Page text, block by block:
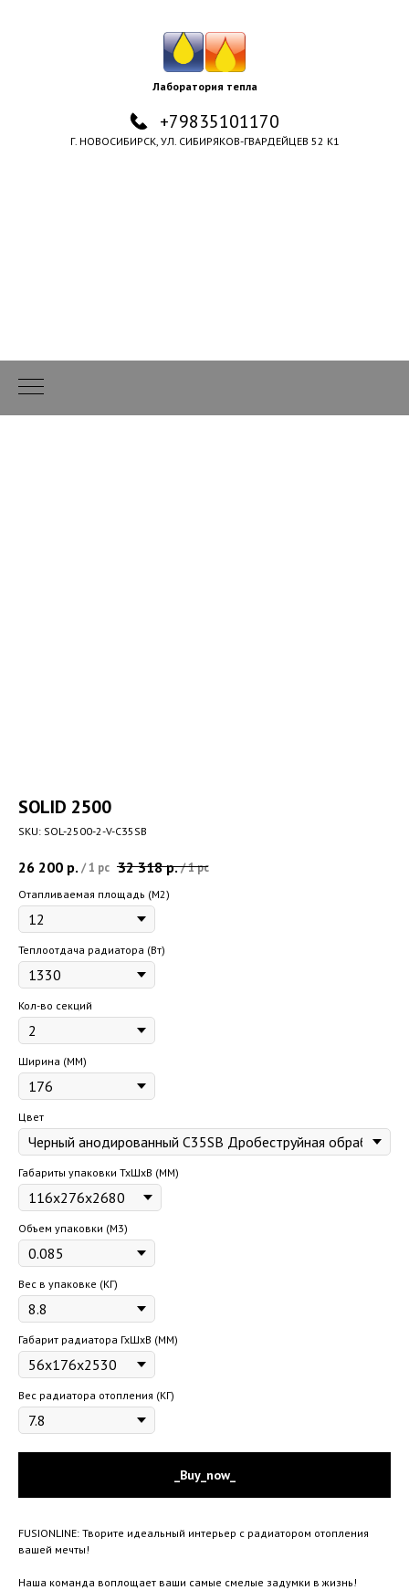
Лаборатория тепла
+79835101170
Г. НОВОСИБИРСК, УЛ. СИБИРЯКОВ-ГВАРДЕЙЦЕВ 52 К1
SOLID 2500
SKU: SOL-2500-2-V-C35SB
26 200 р. /1 pc 32 318 р./1 pc
Отапливаемая площадь (M2)
Теплоотдача радиатора (Вт)
Кол-во секций
Ширина (ММ)
Цвет
Габариты упаковки ТхШхВ (ММ)
Объем упаковки (М3)
Вес в упаковке (КГ)
Габарит радиатора ГхШхВ (ММ)
Вес радиатора отопления (КГ)
_Buy_now_
FUSIONLINE: Творите идеальный интерьер с радиатором отопления
вашей мечты!
Наша команда воплощает ваши самые смелые задумки в жизнь!